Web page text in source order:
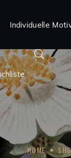
Individuelle
HOME